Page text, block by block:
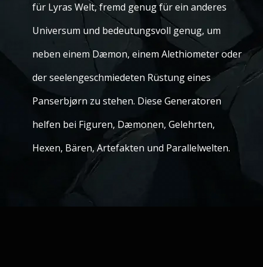
für Lyras Welt, fremd genug für ein anderes
Universum und bedeutungsvoll genug, um
neben einem Dæmon, einem Alethiometer oder
der seelengeschmiedeten Rüstung eines
Panserbjørn zu stehen. Diese Generatoren
helfen bei Figuren, Dæmonen, Gelehrten,
Hexen, Bären, Artefakten und Parallelwelten.